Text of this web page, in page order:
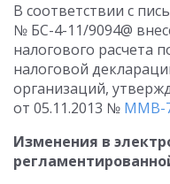
В соответствии с
№ БС-4-11/9094@
налогового расчета
налоговой
организаций,
от 05.11.2013 № ММВ-
Изменения в